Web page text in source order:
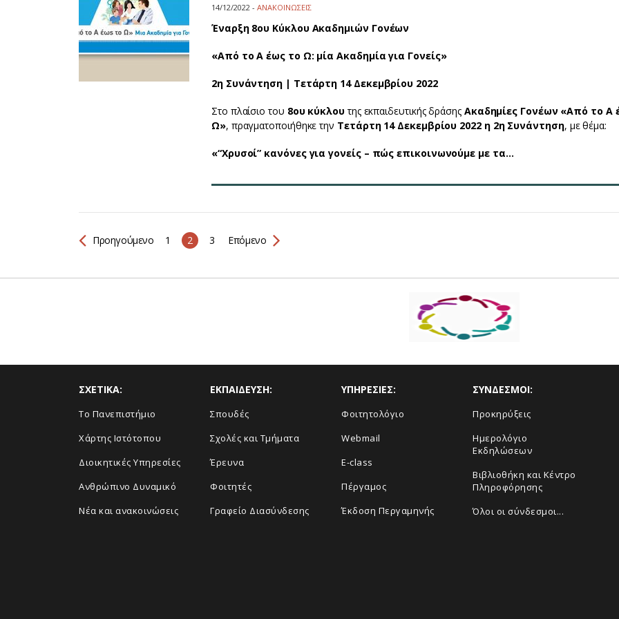
14/12/2022 - ΑΝΑΚΟΙΝΩΣΕΙΣ
Έναρξη 8ου Κύκλου Ακαδημιών Γονέων
«Από το Α έως το Ω: μία Ακαδημία για Γονείς»
2η Συνάντηση | Τετάρτη 14 Δεκεμβρίου 2022
Στο πλαίσιο του 8ου κύκλουτης εκπαιδευτικής δράσης Ακαδημίες Γονέων «Από το Α
Ω», πραγματοποιήθηκε την Τετάρτη 14 Δεκεμβρίου 2022 η 2η Συνάντηση, με θέμα:
«“Χρυσοί” κανόνες για γονείς – πώς επικοινωνούμε με τα…
Προηγούμενο 1 2 3 Επόμενο
ΣΧΕΤΙΚΑ:
Το Πανεπιστήμιο
Χάρτης Ιστότοπου
Διοικητικές Υπηρεσίες
Ανθρώπινο Δυναμικό
Νέα και ανακοινώσεις
ΕΚΠΑΙΔΕΥΣΗ:
Σπουδές
Σχολές και Τμήματα
Έρευνα
Φοιτητές
Γραφείο Διασύνδεσης
ΥΠΗΡΕΣΙΕΣ:
Φοιτητολόγιο
Webmail
E-class
Πέργαμος
Έκδοση Περγαμηνής
ΣΥΝΔΕΣΜΟΙ:
Προκηρύξεις
Ημερολόγιο
Εκδηλώσεων
Βιβλιοθήκη και Κέντρο
Πληροφόρησης
Όλοι οι σύνδεσμοι...